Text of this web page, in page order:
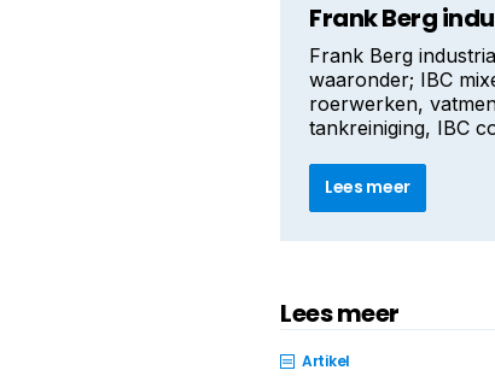
Frank Berg
Frank Berg
waaronder; IBC
roerwerken,
tankreiniging, IBC
Lees meer
Lees meer
Artikel